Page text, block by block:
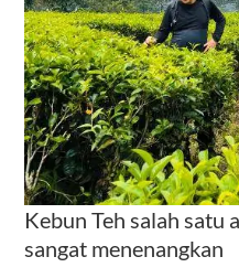
Kebun Teh salah satu
sangat menenangkan